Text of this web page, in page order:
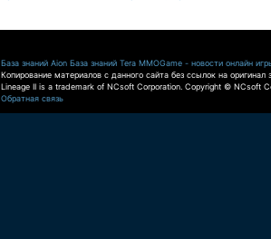
База знаний Aion База знаний Tera MMOGame - новости онлайн
Копирование материалов с данного сайта без ссылок на оригинал
Lineage II is a trademark of NCsoft Corporation. Copyright © NCsoft
Обратная связь